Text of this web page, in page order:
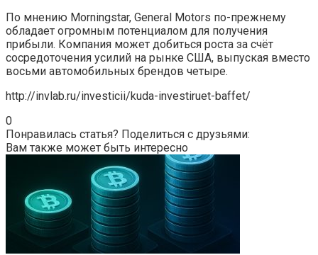
По мнению Morningstar, General Motors по-прежнему
обладает огромным потенциалом для получения
прибыли. Компания может добиться роста за счёт
сосредоточения усилий на рынке США, выпуская вместо
восьми автомобильных брендов четыре.
http://invlab.ru/investicii/kuda-investiruet-baffet/
0
Понравилась статья? Поделиться с друзьями:
Вам также может быть интересно